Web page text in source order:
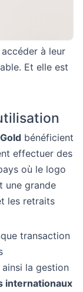
à leur
Et elle est
bénéficient
effectuer des
où le logo
une grande
les retraits
transaction
la gestion
internationaux